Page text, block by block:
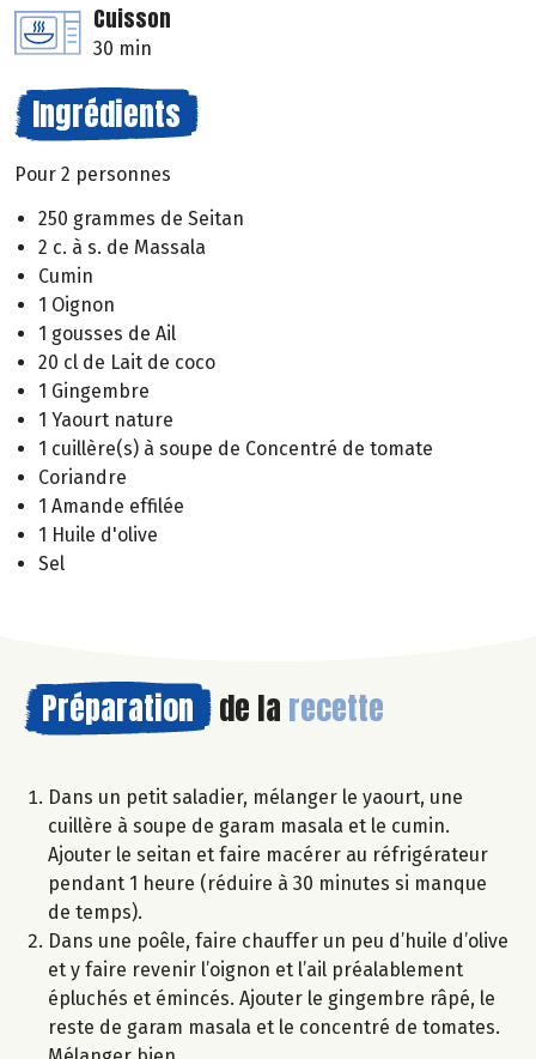
Cuisson
30 min
Ingrédients
Pour 2 personnes
250 grammes de Seitan
2 c. à s. de Massala
Cumin
1 Oignon
1 gousses de Ail
20 cl de Lait de coco
1 Gingembre
1 Yaourt nature
1 cuillère(s) à soupe de Concentré de tomate
Coriandre
1 Amande effilée
1 Huile d'olive
Sel
Préparation de la recette
Dans un petit saladier, mélanger le yaourt, une
cuillère à soupe de garam masala et le cumin.
Ajouter le seitan et faire macérer au réfrigérateur
pendant 1 heure (réduire à 30 minutes si manque
de temps).
Dans une poêle, faire chauffer un peu d’huile d’olive
et y faire revenir l’oignon et l’ail préalablement
épluchés et émincés. Ajouter le gingembre râpé, le
reste de garam masala et le concentré de tomates.